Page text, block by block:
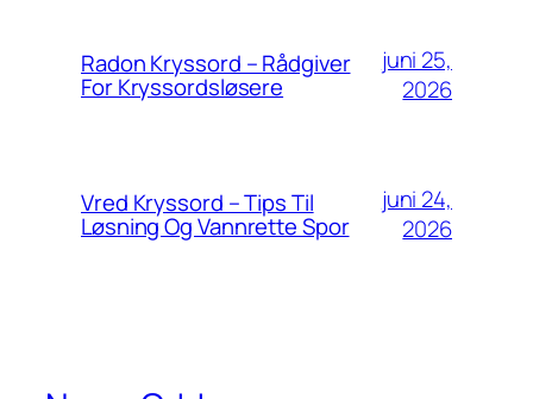
Radon Kryssord – Rådgiver
For Kryssordsløsere
juni 25,
2026
Vred Kryssord – Tips Til
Løsning Og Vannrette Spor
juni 24,
2026